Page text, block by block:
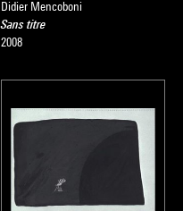
Didier Mencoboni
Sans titre
2008